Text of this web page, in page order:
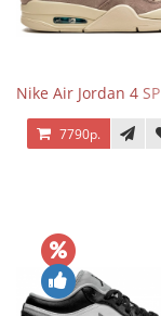
Nike Air Jordan 4
7790р.